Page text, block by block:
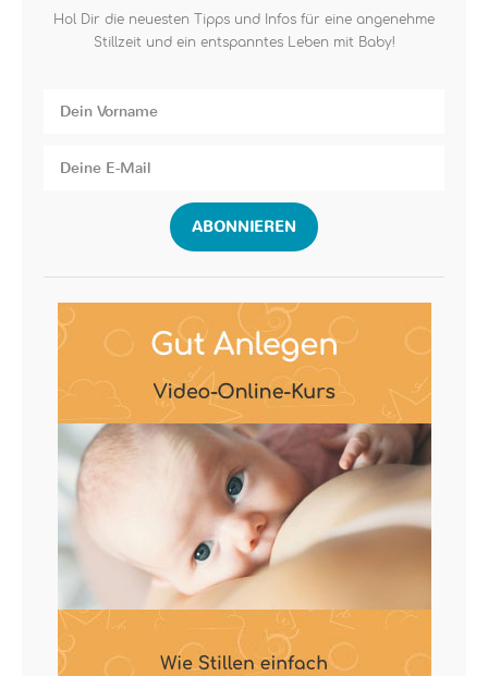
Hol Dir die neuesten Tipps und Infos für eine angenehme
Stillzeit und ein entspanntes Leben mit Baby!
ABONNIEREN